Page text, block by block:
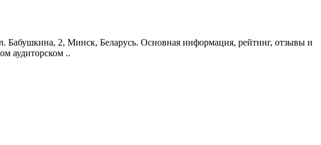
Бабушкина, 2, Минск, Беларусь. Основная информация, рейтинг, отзывы и
аудиторском ..